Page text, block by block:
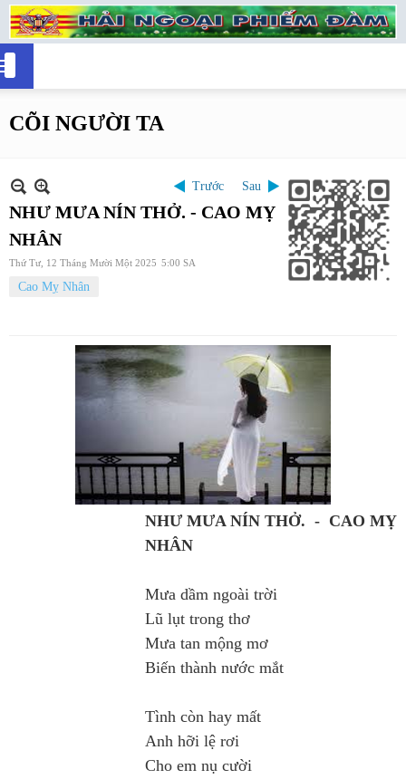
CÕI NGƯỜI TA
Trước Sau
NHƯ MƯA NÍN THỞ. - CAO MỴ
NHÂN
Thứ Tư, 12 Tháng Mười Một 2025 5:00 SA
Cao Mỵ Nhân
NHƯ MƯA NÍN THỞ. - CAO MỴ
NHÂN
Mưa dầm ngoài trời
Lũ lụt trong thơ
Mưa tan mộng mơ
Biến thành nước mắt
Tình còn hay mất
Anh hỡi lệ rơi
Cho em nụ cười